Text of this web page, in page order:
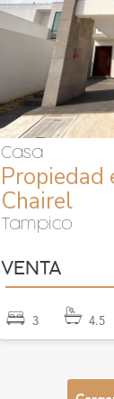
Casa
Propiedad
Chairel
Tampico
VENTA
3 4.5